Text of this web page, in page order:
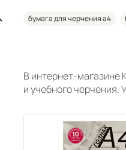
бумага для черчения а4
В интернет-магазине
и учебного черчения.